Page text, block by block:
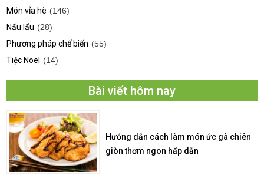
Món vỉa hè (146)
Nấu lẩu (28)
Phương pháp chế biến (55)
Tiệc Noel
(14)
Bài viết hôm nay
Hướng dẫn cách làm món ức gà chiên
giòn thơm ngon hấp dẫn